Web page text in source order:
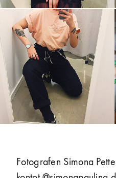
Fotografen Simona